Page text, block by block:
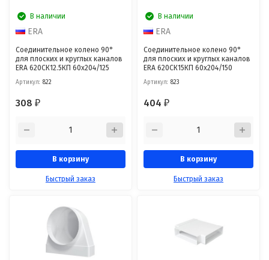
В наличии
ERA
Соединительное колено 90°
для плоских и круглых каналов
ERA 620СК12.5КП 60х204/125
Артикул: 822
308₽
В корзину
Быстрый заказ
В наличии
ERA
Соединительное колено 90°
для плоских и круглых каналов
ERA 620СК15КП 60х204/150
Артикул: 823
404₽
В корзину
Быстрый заказ